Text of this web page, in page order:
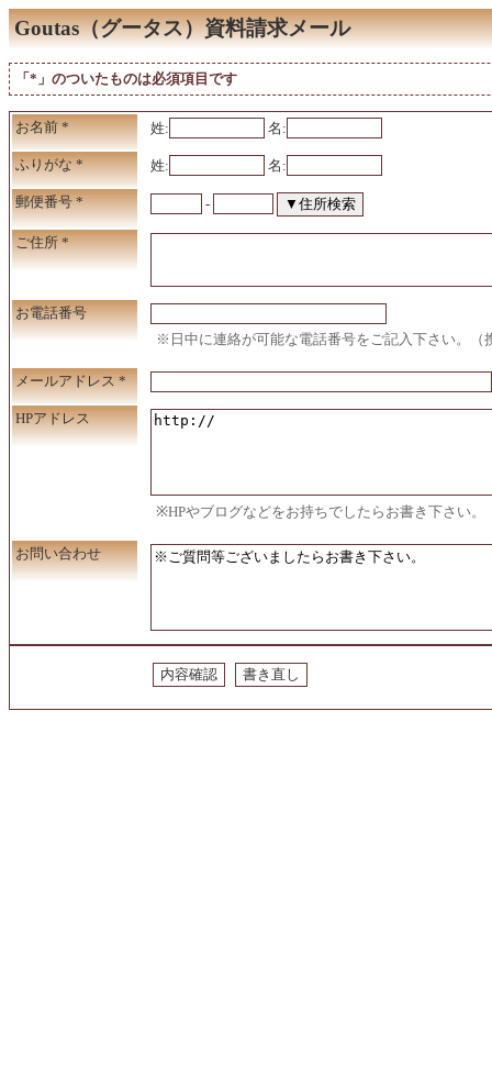
Goutas（グータス）資料請求メール
「*」のついたものは必須項目です
お名前* 姓: 名:
ふりがな* 姓: 名:
郵便番号* -
ご住所*
お電話番号
※日中に連絡が可能な電話番号をご記入下さい。（
メールアドレス*
HPアドレス
※HPやブログなどをお持ちでしたらお書き下さい。
お問い合わせ